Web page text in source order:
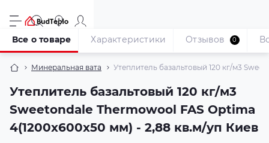
Минеральная вата Утеплитель базальтовый 120 кг/м3
Утеплитель базальтовый 120 кг/м3
Sweetondale Thermowool FAS Optima
4(1200x600x50 мм) - 2,88 кв.м/уп Киев
Все о товаре Характеристики Отзывов 0